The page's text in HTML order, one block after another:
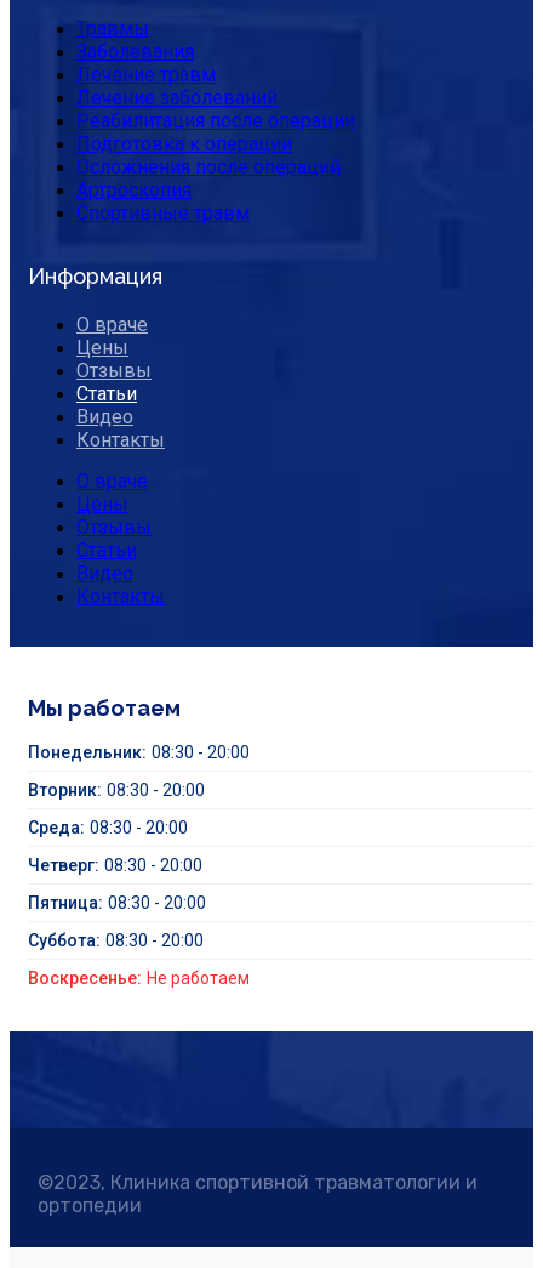
Травмы
Заболевания
Лечение травм
Лечение заболеваний
Реабилитация после операции
Подготовка к операции
Осложнения после операций
Артроскопия
Спортивные травм
Информация
О враче
Цены
Отзывы
Статьи
Видео
Контакты
О враче
Цены
Отзывы
Статьи
Видео
Контакты
Мы работаем
Понедельник: 08:30 - 20:00
Вторник: 08:30 - 20:00
Среда: 08:30 - 20:00
Четверг: 08:30 - 20:00
Пятница: 08:30 - 20:00
Суббота: 08:30 - 20:00
Воскресенье: Не работаем
©2023, Клиника спортивной травматологии и
ортопедии